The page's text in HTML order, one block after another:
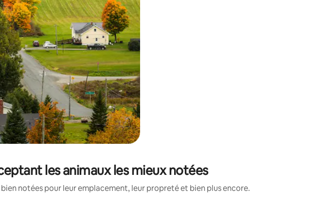
les animaux les mieux notées
notées pour leur emplacement, leur propreté et bien plus encore.